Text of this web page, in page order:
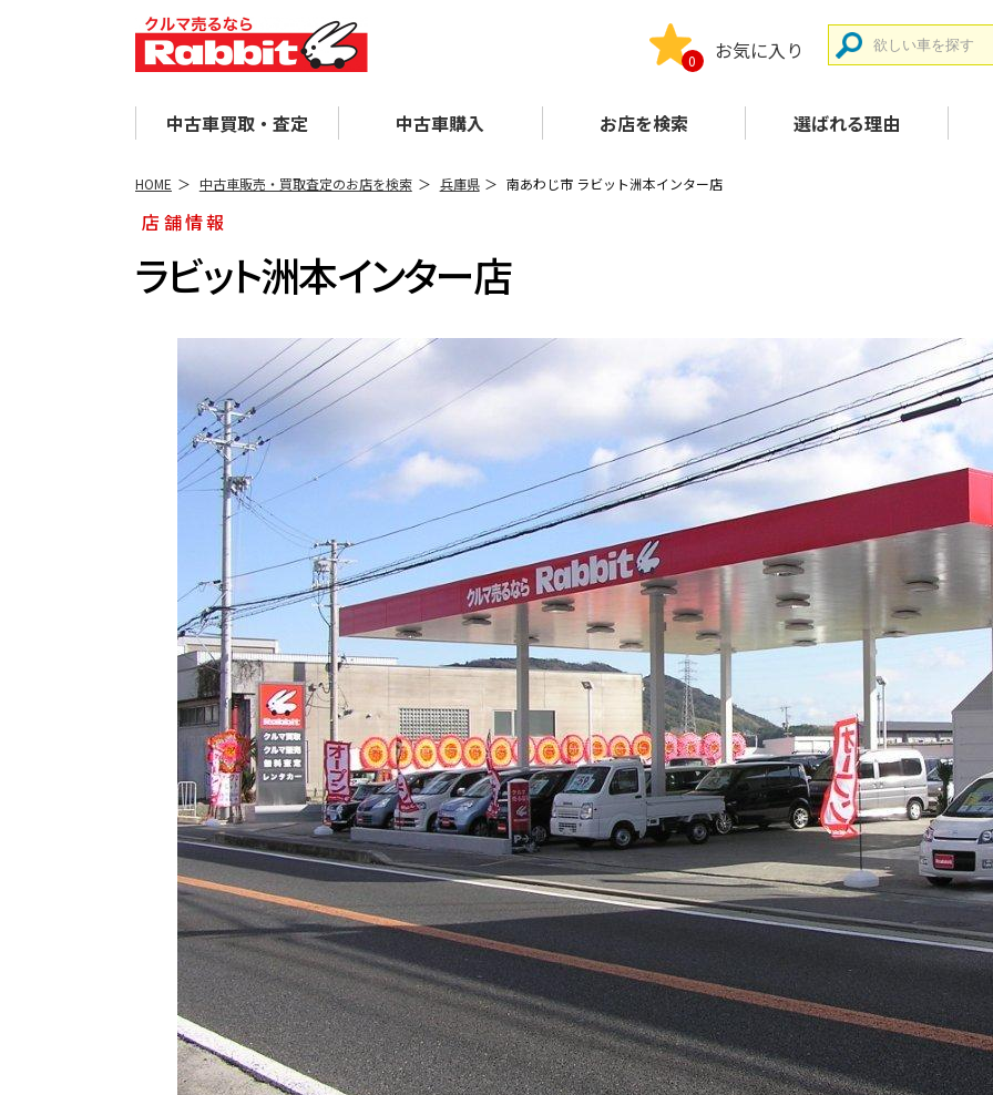
お気に入り
0
中古車買取・査定 中古車購入 お店を検索 選ばれる理由
HOME 中古車販売・買取査定のお店を検索 兵庫県 南あわじ市 ラビット洲本インター店
店舗情報
ラビット洲本インター店